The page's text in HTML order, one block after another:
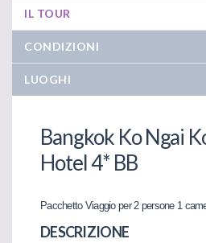
IL TOUR
CONDIZIONI
LUOGHI
Bangkok Ko Ngai
Hotel 4* BB
Pacchetto Viaggio per 2 persone 1
DESCRIZIONE